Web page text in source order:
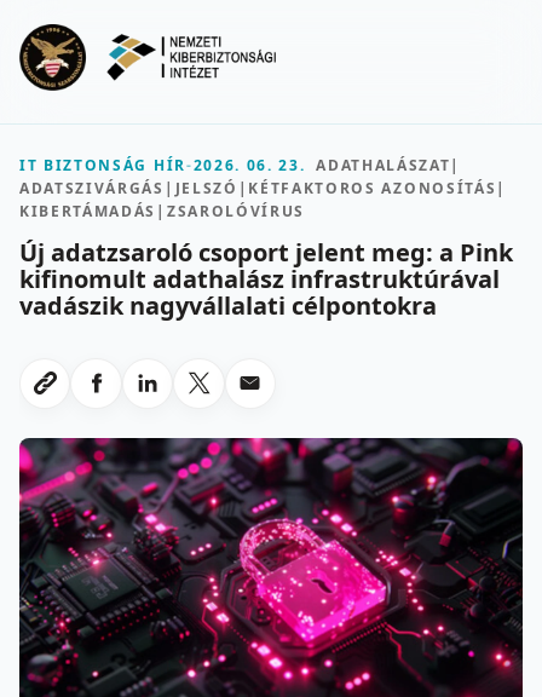
IT BIZTONSÁG HÍR-2026. 06. 23. ADATHALÁSZAT|
ADATSZIVÁRGÁS | JELSZÓ | KÉTFAKTOROS AZONOSÍTÁS |
KIBERTÁMADÁS | ZSAROLÓVÍRUS
Új adatzsaroló csoport jelent meg: a Pink
kifinomult adathalász infrastruktúrával
vadászik nagyvállalati célpontokra
Link masolasa
Megosztas Facebookon
Megosztas LinkedInen
Megosztas X-en
Megosztas emailben